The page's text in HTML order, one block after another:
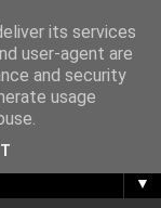
▼
its services
user-agent are
and security
usage